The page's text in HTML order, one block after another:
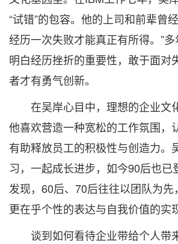
“试错”的包容。他的上司和前辈曾
经历一次失败才能真正有所得。”
明白经历挫折的重要性，敢于面对
者才有勇气创新。
在吴岸心目中，理想的企业文
他喜欢营造一种宽松的工作氛围，
有助释放员工的积极性与创造力。
习，一起成长进步，如今90后也已
发现，60后、70后往往以团队为
更在乎个性的表达与自我价值的实
谈到如何看待企业带给个人带